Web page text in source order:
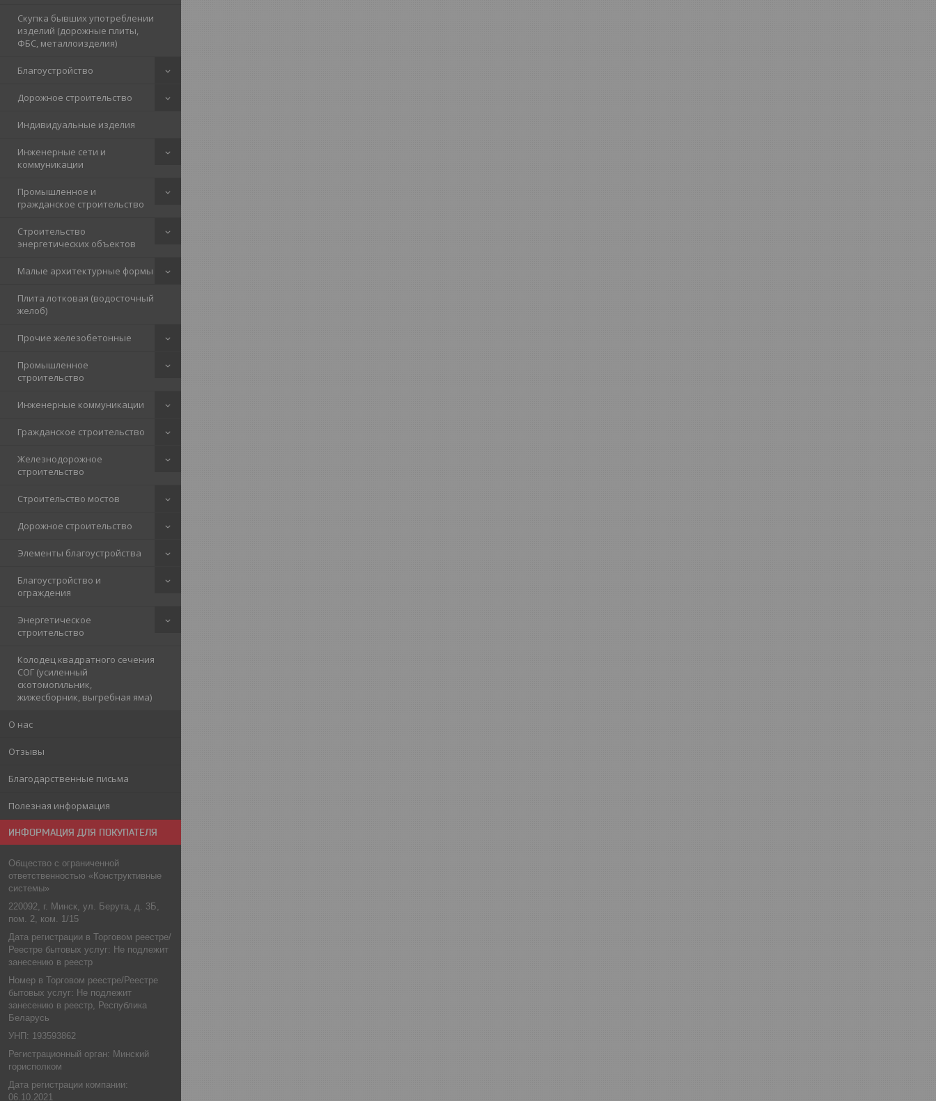
Скупка бывших употреблении
изделий (дорожные плиты,
ФБС, металлоизделия)
Благоустройство
Дорожное строительство
Индивидуальные изделия
Инженерные сети и
коммуникации
Промышленное и
гражданское строительство
Строительство
энергетических объектов
Малые архитектурные формы
Плита лотковая (водосточный
желоб)
Прочие железобетонные
Промышленное
строительство
Инженерные коммуникации
Гражданское строительство
Железнодорожное
строительство
Строительство мостов
Дорожное строительство
Элементы благоустройства
Благоустройство и
ограждения
Энергетическое
строительство
Колодец квадратного сечения
СОГ (усиленный
скотомогильник,
жижесборник, выгребная яма)
О нас
Отзывы
Благодарственные письма
Полезная информация
ИНФОРМАЦИЯ ДЛЯ ПОКУПАТЕЛЯ
Общество с ограниченной
ответственностью «Конструктивные
системы»
220092, г. Минск, ул. Берута, д. 3Б,
пом. 2, ком. 1/15
Дата регистрации в Торговом реестре/
Реестре бытовых услуг: Не подлежит
занесению в реестр
Номер в Торговом реестре/Реестре
бытовых услуг: Не подлежит
занесению в реестр, Республика
Беларусь
УНП: 193593862
Регистрационный орган: Минский
горисполком
Дата регистрации компании:
06.10.2021